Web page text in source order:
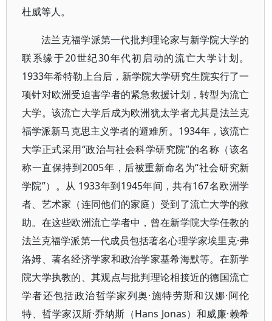
杜威等人。
法兰克福学派第一代批判理论家与新学院大学的
联系缘于20世纪30年代初启动的流亡大学计划。
1933年希特勒上台后，新学院大学研究生院实行了一
项针对欧洲受迫害学者的紧急救援计划，转型为流亡
大学。该流亡大学后成为欧洲犹太学者尤其是法兰克
福学派新马克思主义学者的避难所。1934年，该流亡
大学正式采用“政治与社会科学研究院”的名称（该名
称一直保持到2005年，后被重新命名为“社会研究新
学院”）。从 1933年到1945年间，共有167名欧洲学
者、艺术家（连同他们的家庭）受到了流亡大学的救
助。在这些欧洲流亡学者中，曾在新学院大学任教的
法兰克福学派第一代成员包括著名心理学家埃里克·弗
洛姆、著名经济学家和政治学家基希海默等。在新学
院大学执教的、其观点与批判理论相接近的德国流亡
学者还包括政治哲学家列奥·施特劳斯和汉娜·阿伦
特、哲学家汉斯·乔纳斯（Hans Jonas）和威廉·赖希